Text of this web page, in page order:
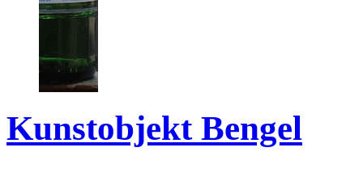
Kunstobjekt Bengel